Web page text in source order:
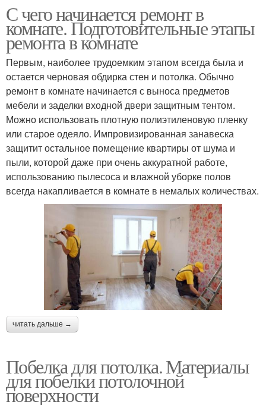
С чего начинается ремонт в
комнате. Подготовительные этапы
ремонта в комнате
Первым, наиболее трудоемким этапом всегда была и
остается черновая обдирка стен и потолка. Обычно
ремонт в комнате начинается с выноса предметов
мебели и заделки входной двери защитным тентом.
Можно использовать плотную полиэтиленовую пленку
или старое одеяло. Импровизированная занавеска
защитит остальное помещение квартиры от шума и
пыли, которой даже при очень аккуратной работе,
использованию пылесоса и влажной уборке полов
всегда накапливается в комнате в немалых количествах.
читать дальше →
Побелка для потолка. Материалы
для побелки потолочной
поверхности